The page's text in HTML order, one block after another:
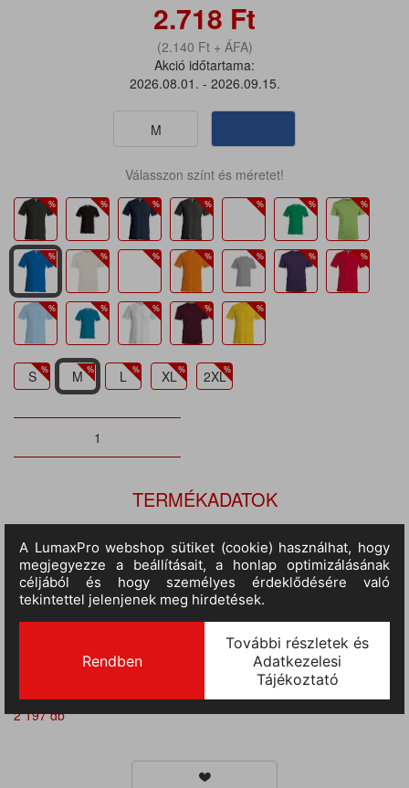
2.718 Ft
(2.140 Ft+ ÁFA)
Akció időtartama:
2026.08.01. - 2026.09.15.
M
Válasszon színt és méretet!
S M L XL 2XL
TERMÉKADATOK
M.egység:
db
Szín:
világos királykék
Méret:
Anyag:
100% pamut
Tulajdonságok:
O-nyakú, Slim fit, 180 gr/m2, Rövid ujjú
(szállítási idő 3-7 nap) :
(szállítási idő 9-14 nap)
:
2 197 db